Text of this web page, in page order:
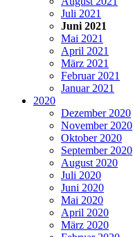
Juli 2021
Juni 2021
Mai 2021
April 2021
März 2021
Februar 2021
Januar 2021
2020
Dezember 2020
November 2020
Oktober 2020
September 2020
August 2020
Juli 2020
Juni 2020
Mai 2020
April 2020
März 2020